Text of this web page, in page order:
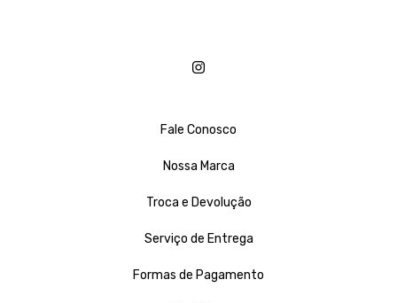
Fale Conosco
Nossa Marca
Troca e Devolução
Serviço de Entrega
Formas de Pagamento